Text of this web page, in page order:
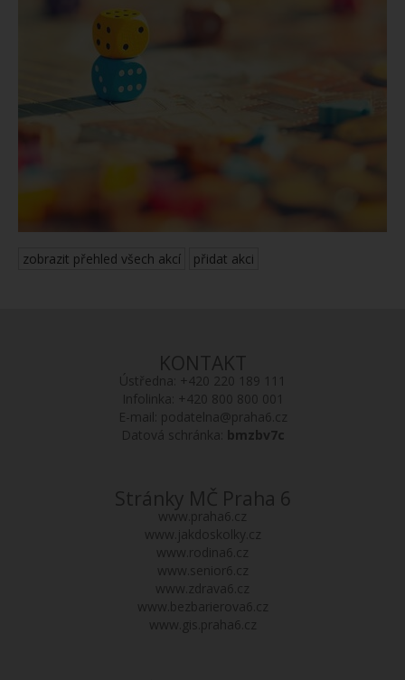
zobrazit přehled všech akcí přidat akci
KONTAKT
Ústředna: +420 220 189 111
Infolinka: +420 800 800 001
E-mail: podatelna@praha6.cz
Datová schránka: bmzbv7c
Stránky MČ Praha 6
www.praha6.cz
www.jakdoskolky.cz
www.rodina6.cz
www.senior6.cz
www.zdrava6.cz
www.bezbarierova6.cz
www.gis.praha6.cz